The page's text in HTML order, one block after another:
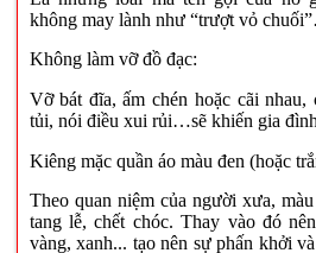
không may lành như “trượt vỏ
Không làm vỡ đồ đạc:
Vỡ bát đĩa, ấm chén hoặc cãi
tủi, nói điều xui rủi…sẽ khiến gia
Kiêng mặc quần áo màu đen (hoặc
Theo quan niệm của người xưa,
tang lễ, chết chóc. Thay vào đó
vàng, xanh... tạo nên sự phấn khởi